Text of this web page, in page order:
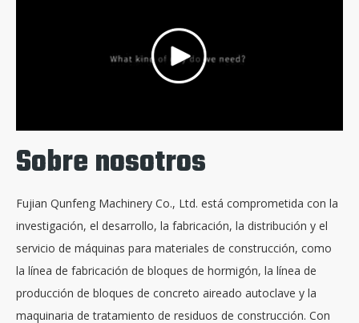
Sobre nosotros
Fujian Qunfeng Machinery Co., Ltd. está comprometida con la
investigación, el desarrollo, la fabricación, la distribución y el
servicio de máquinas para materiales de construcción, como
la línea de fabricación de bloques de hormigón, la línea de
producción de bloques de concreto aireado autoclave y la
maquinaria de tratamiento de residuos de construcción. Con